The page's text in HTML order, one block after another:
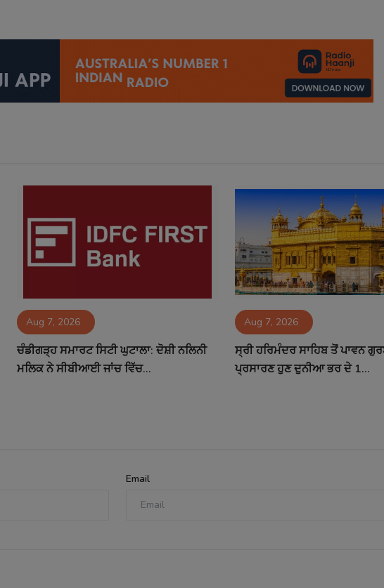
Aug 7, 2026
ਚੰਡੀਗੜ੍ਹ ਸਮਾਰਟ ਸਿਟੀ ਘੁਟਾਲਾ: ਦੋਸ਼ੀ ਨਲਿਨੀ
ਮਲਿਕ ਨੇ ਸੀਬੀਆਈ ਜਾਂਚ ਵਿੱਚ...
Aug 7, 2026
ਸ੍ਰੀ ਹਰਿਮੰਦਰ ਸਾਹਿਬ ਤੋਂ ਪਾਵਨ
ਪ੍ਰਸਾਰਣ ਹੁਣ ਦੁਨੀਆ ਭਰ ਦੇ 1...
Email